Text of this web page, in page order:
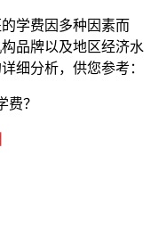
学费因多种因素而
品牌以及地区经济水
细分析，供您参考：